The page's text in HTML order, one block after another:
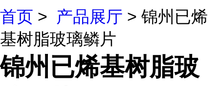
首页 > 产品展厅 > 锦州已烯
基树脂玻璃鳞片
锦州已烯基树脂玻